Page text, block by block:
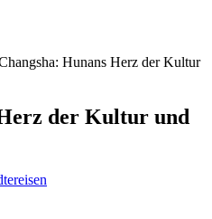
Hunans Herz der Kultur
der Kultur und